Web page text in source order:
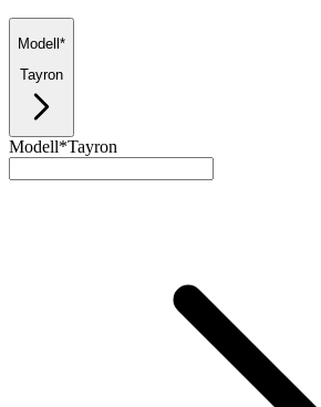
Modell*
Tayron
Modell*Tayron